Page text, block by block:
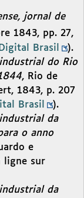
jornal de
1843, pp. 27,
Brasil
).
do Rio
, Rio de
1843, p. 207
Brasil
).
da
o anno
e
ligne sur
da